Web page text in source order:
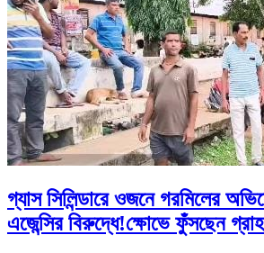
গ্যাস সিলিন্ডারে ওজনে গরমিলের
এজেন্সির বিরুদ্ধে!ক্ষোভে ফুঁসছেন